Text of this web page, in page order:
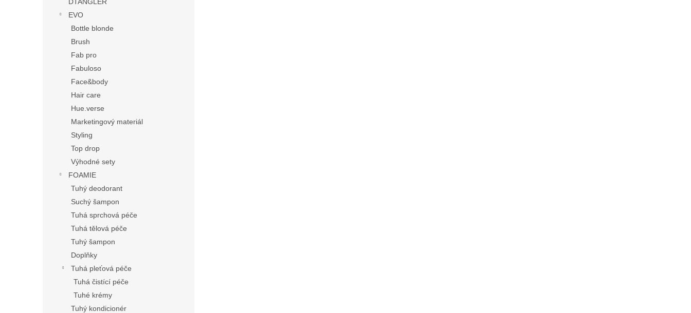
EVO
Bottle blonde
Brush
Fab pro
Fabuloso
Face&body
Hair care
Hue.verse
Marketingový materiál
Styling
Top drop
Výhodné sety
FOAMIE
Tuhý deodorant
Suchý šampon
Tuhá sprchová péče
Tuhá tělová péče
Tuhý šampon
Doplňky
Tuhá pleťová péče
Tuhá čistící péče
Tuhé krémy
Tuhý kondicionér